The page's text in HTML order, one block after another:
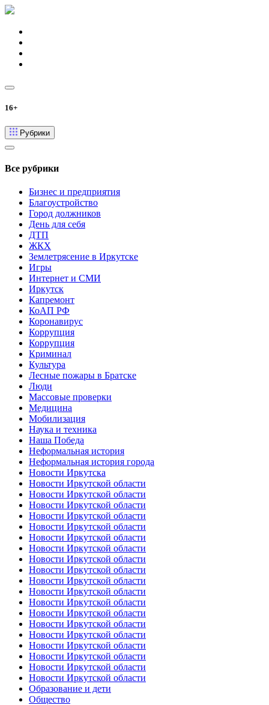
16+
Рубрики
Все рубрики
Бизнес и предприятия
Благоустройство
Город должников
День для себя
ДТП
ЖКХ
Землетрясение в Иркутске
Игры
Интернет и СМИ
Иркутск
Капремонт
КоАП РФ
Коронавирус
Коррупция
Коррупция
Криминал
Культура
Лесные пожары в Братске
Люди
Массовые проверки
Медицина
Мобилизация
Наука и техника
Наша Победа
Неформальная история
Неформальная история города
Новости Иркутска
Новости Иркутской области
Новости Иркутской области
Новости Иркутской области
Новости Иркутской области
Новости Иркутской области
Новости Иркутской области
Новости Иркутской области
Новости Иркутской области
Новости Иркутской области
Новости Иркутской области
Новости Иркутской области
Новости Иркутской области
Новости Иркутской области
Новости Иркутской области
Новости Иркутской области
Новости Иркутской области
Новости Иркутской области
Новости Иркутской области
Новости Иркутской области
Образование и дети
Общество